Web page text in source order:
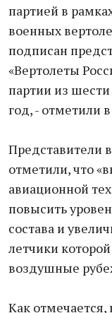
партией в
военных
подписан
«Вертолеты
партии из
год, - отметили
Представители
отметили, что
авиационной
повысить
состава и
летчики
воздушные
Как отмечается,